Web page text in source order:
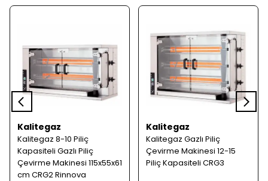
Kalitegaz
Kalitegaz 8-10 Piliç
Kapasiteli Gazlı Piliç
Çevirme Makinesi 115x55x61
cm CRG2 Rinnova
Kalitegaz
Kalitegaz Gazlı Piliç
Çevirme Makinesi 12-15
Piliç Kapasiteli CRG3